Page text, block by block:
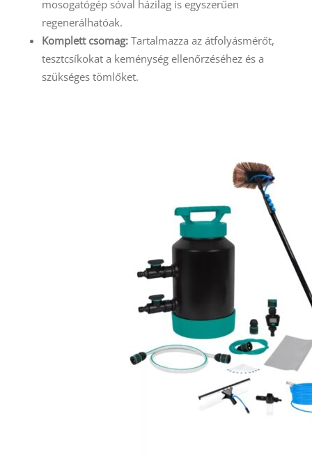
mosogatógép sóval házilag is egyszerűen
regenerálhatóak.
Komplett csomag: Tartalmazza az átfolyásmérőt,
tesztcsíkokat a keménység ellenőrzéséhez és a
szükséges tömlőket.